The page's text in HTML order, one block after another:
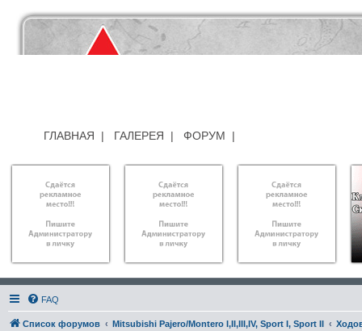
ГЛАВНАЯ | ГАЛЕРЕЯ | ФОРУМ |
FAQ
Список форумов Mitsubishi Pajero/Montero I,II,III,IV, Sport I, Sport II